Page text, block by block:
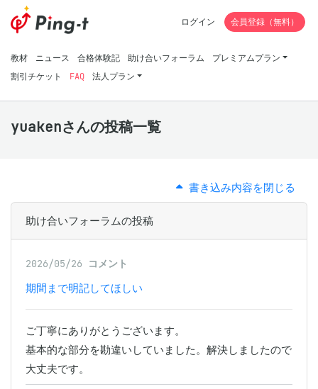
教材 ニュース 合格体験記 助け合いフォーラム
プレミアムプラン
割引チケット
FAQ 法人プラン
ログイン 会員登録（無料）
yuakenさんの投稿一覧
書き込み内容を閉じる
助け合いフォーラムの投稿
2026/05/26 コメント
期間まで明記してほしい
ご丁寧にありがとうございます。
基本的な部分を勘違いしていました。解決しましたので
大丈夫です。